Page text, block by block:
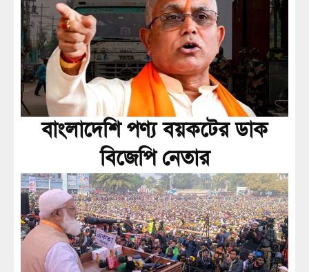
বাংলাদেশি পণ্য বয়কটের ডাক
বিজেপি নেতার